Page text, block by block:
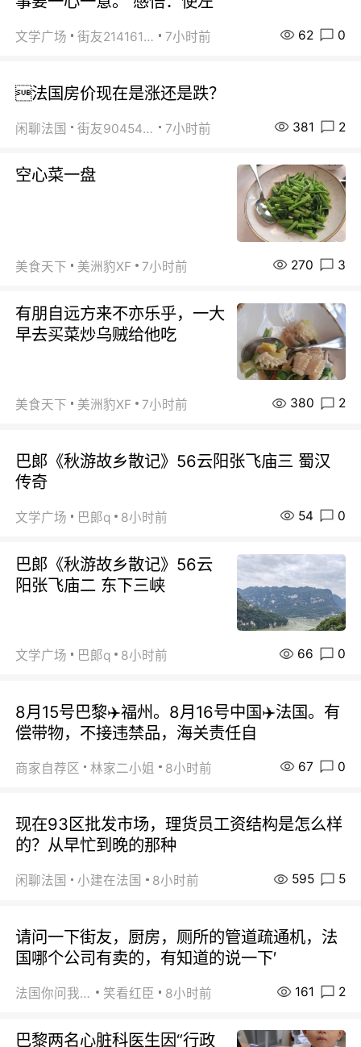
文学广场 街友21416156 7小时前 62 0
法国房价现在是涨还是跌？
闲聊法国 街友90454511 7小时前 381 2
空心菜一盘
美食天下 美洲豹XF 7小时前 270 3
有朋自远方来不亦乐乎，一大
早去买菜炒乌贼给他吃
美食天下 美洲豹XF 7小时前 380 2
巴郞《秋游故乡散记》56云阳张飞庙三 蜀汉
传奇
文学广场 巴郞q 8小时前 54 0
巴郞《秋游故乡散记》56云
阳张飞庙二 东下三峡
文学广场 巴郞q 8小时前 66 0
8月15号巴黎✈️福州。8月16号中国✈️法国。有
偿带物，不接违禁品，海关责任自
商家自荐区 林家二小姐 8小时前 67 0
现在93区批发市场，理货员工资结构是怎么样
的？从早忙到晚的那种
闲聊法国 小建在法国 8小时前 595 5
请问一下街友，厨房，厕所的管道疏通机，法
国哪个公司有卖的，有知道的说一下′
法国你问我答 笑看红臣 8小时前 161 2
巴黎两名心脏科医生因“行政